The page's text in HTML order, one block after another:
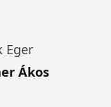
Eger
Ákos